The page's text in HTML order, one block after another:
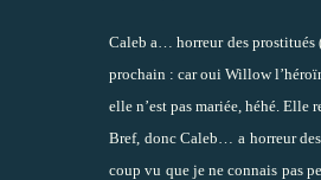
Caleb a… horreur des prostitués
prochain : car oui Willow
elle n’est pas mariée, héhé. Elle
Bref, donc Caleb… a horreur
coup vu que je ne connais pas